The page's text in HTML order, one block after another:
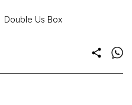
Double Us Box
share